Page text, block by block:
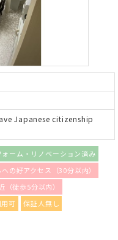
Japanese citizenship
ォーム・リノベーション済み
の好アクセス（30分以内）
（徒歩5分以内）
可
保証人無し